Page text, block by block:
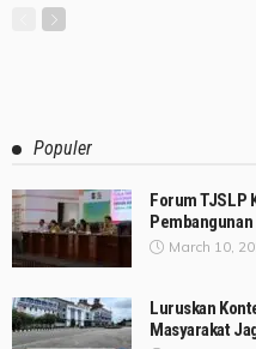
Populer
Forum TJSLP
March 10,
Luruskan
Masyarakat